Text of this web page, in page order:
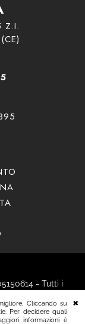
Cliccando su
Per decidere quali
informazioni è
Z.I.
- Tutti i
registrati dai